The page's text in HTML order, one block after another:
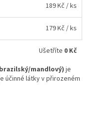
189 Kč / ks
179 Kč / ks
Ušetříte 0 Kč
mandlový) je
účinné látky v přirozeném